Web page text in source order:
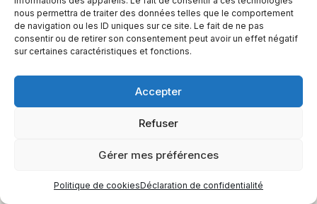
nous permettra de traiter des données telles que le comportement
de navigation ou les ID uniques sur ce site. Le fait de ne pas
consentir ou de retirer son consentement peut avoir un effet négatif
sur certaines caractéristiques et fonctions.
Accepter
Refuser
Gérer mes préférences
Politique de cookiesDéclaration de confidentialité
EQUILIBIOS FORMATION Inc. 5748 9e Avenue, Montréal (QC)